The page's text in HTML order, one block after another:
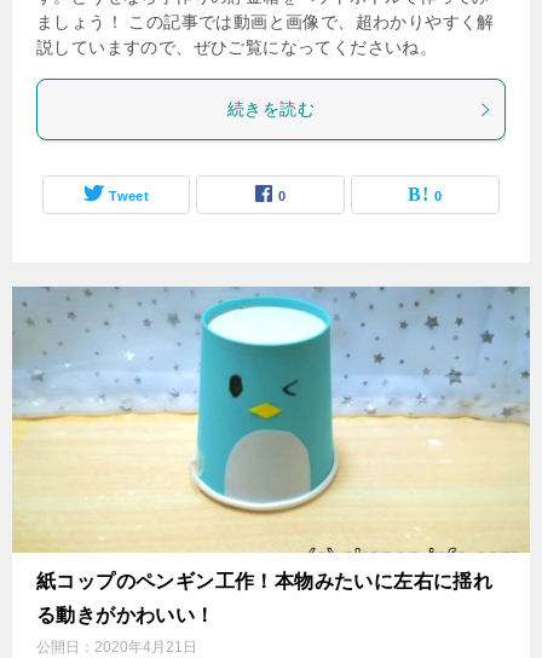
ましょう！ この記事では動画と画像で、超わかりやすく解
説していますので、ぜひご覧になってくださいね。
続きを読む
Tweet 0 0
紙コップのペンギン工作！本物みたいに左右に揺れ
る動きがかわいい！
公開日： 2020年4月21日